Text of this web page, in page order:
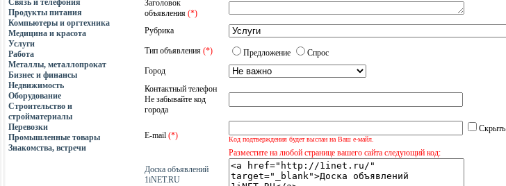
Связь и телефония
Продукты питания
Компьютеры и оргтехника
Медицина и красота
Услуги
Работа
Металлы, металлопрокат
Бизнес и финансы
Недвижимость
Оборудование
Строительство и
стройматериалы
Перевозки
Промышленные товары
Знакомства, встречи
Заголовок
объявления (*)
Рубрика
Тип объявления (*) Предложение
Спрос
Город
Контактный телефон
Не забывайте код
города
E-mail (*)
Скрыть
Код подтверждения будет выслан на Ваш е-майл.
Доска объявлений
1iNET.RU
Разместите на любой странице вашего сайта следующий код: